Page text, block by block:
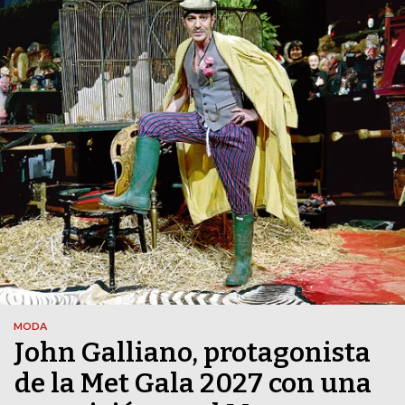
MODA
John Galliano, protagonista
de la Met Gala 2027 con una